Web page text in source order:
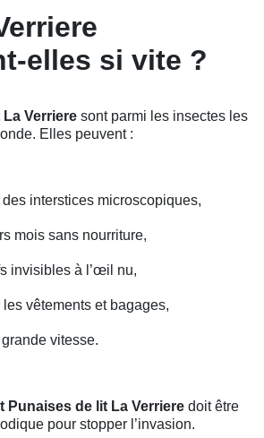
elles si vite ?
Verriere sont parmi les insectes les
Elles peuvent :
interstices microscopiques,
mois sans nourriture,
invisibles à l’œil nu,
vêtements et bagages,
vitesse.
Punaises de lit La Verriere doit être
pour stopper l’invasion.